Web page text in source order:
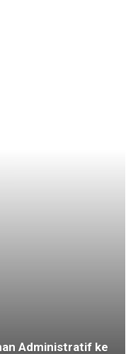
Administratif ke